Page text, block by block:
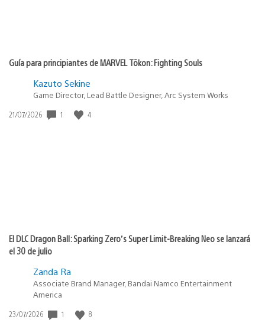
Guía para principiantes de MARVEL Tōkon: Fighting Souls
Kazuto Sekine
Game Director, Lead Battle Designer, Arc System Works
Fecha
21/07/2026 1 4
El DLC Dragon Ball: Sparking Zero’s Super Limit-Breaking Neo se lanzará
el 30 de julio
Zanda Ra
Associate Brand Manager, Bandai Namco Entertainment
America
Fecha
23/07/2026 1 8